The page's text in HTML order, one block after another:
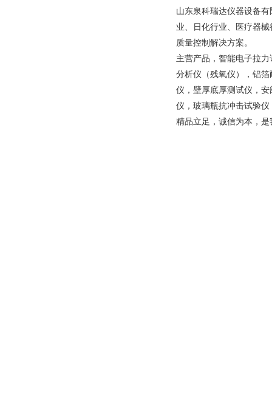
山东泉科瑞达仪器设备
业、日化行业、医疗器
质量控制解决方案。
主营产品，智能电子拉
分析仪（残氧仪），铝
仪，壁厚底厚测试仪，
仪，玻璃瓶抗冲击试验
精品立足，诚信为本，